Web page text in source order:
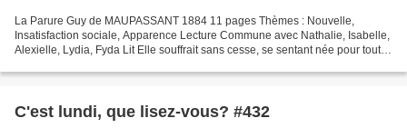
La Parure Guy de MAUPASSANT 1884 11 pages Thèmes : Nouvelle,
Insatisfaction sociale, Apparence Lecture Commune avec Nathalie, Isabelle,
Alexielle, Lydia, Fyda Lit Elle souffrait sans cesse, se sentant née pour toutes
C'est lundi, que lisez-vous? #432